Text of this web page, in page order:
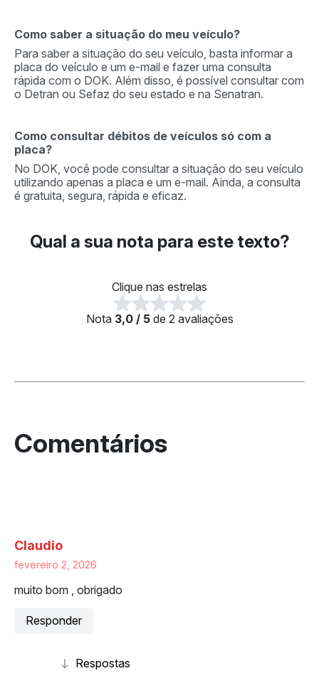
Como saber a situação do meu veículo?
Para saber a situação do seu veículo, basta informar a
placa do veículo e um e-mail e fazer uma consulta
rápida com o DOK. Além disso, é possível consultar com
o Detran ou Sefaz do seu estado e na Senatran.
Como consultar débitos de veículos só com a
placa?
No DOK, você pode consultar a situação do seu veículo
utilizando apenas a placa e um e-mail. Ainda, a consulta
é gratuita, segura, rápida e eficaz.
Qual a sua nota para este texto?
Clique nas estrelas
Nota 3,0 / 5de 2 avaliações
Claudio
fevereiro 2, 2026
muito bom , obrigado
Responder